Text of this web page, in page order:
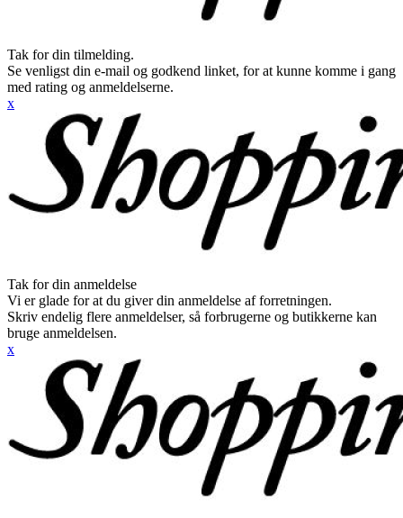
Tak for din tilmelding.
Se venligst din e-mail og godkend linket, for at kunne komme i gang
med rating og anmeldelserne.
x
Tak for din anmeldelse
Vi er glade for at du giver din anmeldelse af forretningen.
Skriv endelig flere anmeldelser, så forbrugerne og butikkerne kan
bruge anmeldelsen.
x